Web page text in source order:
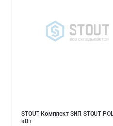
STOUT Комплект ЗИП STOUT
кВт